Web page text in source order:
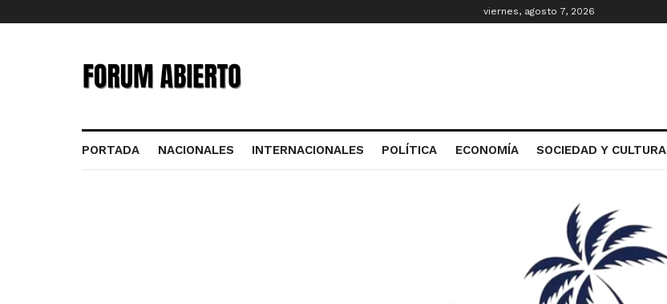
viernes, agosto 7, 2026
PORTADA NACIONALES INTERNACIONALES POLÍTICA ECONOMÍA SOCIEDAD Y CULTURA